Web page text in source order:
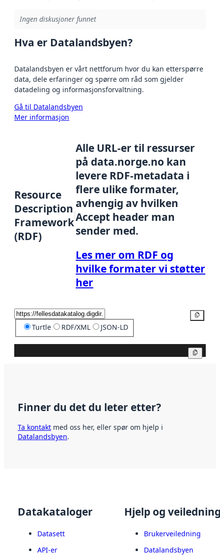
Ingen diskusjoner funnet
Hva er Datalandsbyen?
Datalandsbyen er vårt nettforum hvor du kan etterspørre
data, dele erfaringer og spørre om råd som gjelder
datadeling og informasjonsforvaltning.
Gå til Datalandsbyen
Mer informasjon
Resource
Description
Framework
(RDF)
Alle URL-er til ressurser
på data.norge.no kan
levere RDF-metadata i
flere ulike formater,
avhengig av hvilken
Accept header man
sender med.
Les mer om RDF og
hvilke formater vi støtter
her
Turtle RDF/XML JSON-LD
Finner du det du leter etter?
Ta kontakt med oss her, eller spør om hjelp i
Datalandsbyen.
Datakataloger
Datasett
API-er
Hjelp og
Brukerveiledning
Datalandsbyen